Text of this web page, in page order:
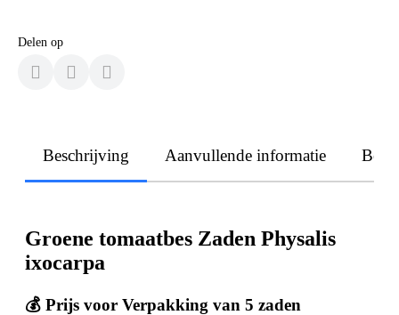
Delen op
Beschrijving Aanvullende informatie
Groene tomaatbes Zaden Physalis
ixocarpa
💰 Prijs voor Verpakking van 5 zaden